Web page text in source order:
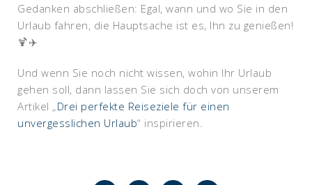
Gedanken abschließen: Egal, wann und wo Sie in den
Urlaub fahren, die Hauptsache ist es, Ihn zu genießen!
🍹✈️
Und wenn Sie noch nicht wissen, wohin Ihr Urlaub
gehen soll, dann lassen Sie sich doch von unserem
Artikel „Drei perfekte Reiseziele für einen
unvergesslichen Urlaub“ inspirieren.